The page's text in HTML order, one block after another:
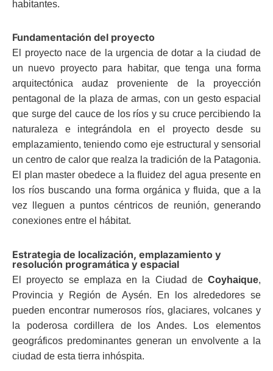
habitantes.
Fundamentación del proyecto
El proyecto nace de la urgencia de dotar a la ciudad de
un nuevo proyecto para habitar, que tenga una forma
arquitectónica audaz proveniente de la proyección
pentagonal de la plaza de armas, con un gesto espacial
que surge del cauce de los ríos y su cruce percibiendo la
naturaleza e integrándola en el proyecto desde su
emplazamiento, teniendo como eje estructural y sensorial
un centro de calor que realza la tradición de la Patagonia.
El plan master obedece a la fluidez del agua presente en
los ríos buscando una forma orgánica y fluida, que a la
vez lleguen a puntos céntricos de reunión, generando
conexiones entre el hábitat.
Estrategia de localización, emplazamiento y
resolución programática y espacial
El proyecto se emplaza en la Ciudad de Coyhaique,
Provincia y Región de Aysén. En los alrededores se
pueden encontrar numerosos ríos, glaciares, volcanes y
la poderosa cordillera de los Andes. Los elementos
geográficos predominantes generan un envolvente a la
ciudad de esta tierra inhóspita.